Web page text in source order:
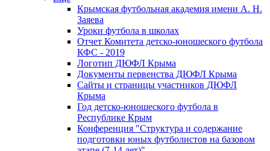
Крымская футбольная академия имени А. Н.
Заяева
Уроки футбола в школах
Отчет Комитета детско-юношеского футбола
КФС - 2019
Логотип ДЮФЛ Крыма
Документы первенства ДЮФЛ Крыма
Сайты и страницы участников ДЮФЛ
Крыма
Год детско-юношеского футбола в
Республике Крым
Конференция "Структура и содержание
подготовки юных футболистов на базовом